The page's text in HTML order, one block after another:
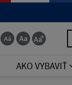
AKO VYBAVIŤ